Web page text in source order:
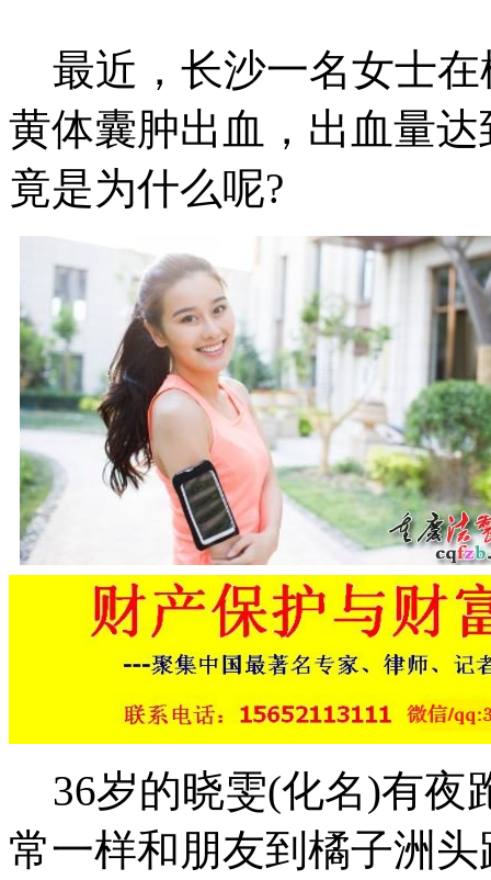
最近，长沙一名女士在
黄体囊肿出血，出血量
竟是为什么呢?
36岁的晓雯(化名)有夜
常一样和朋友到橘子洲头